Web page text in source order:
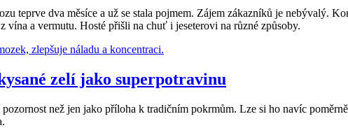
teprve dva měsíce a už se stala pojmem. Zájem zákazníků je nebývalý.
a vermutu. Hosté přišli na chuť i jeseterovi na různé způsoby.
zelí jako superpotravinu
než jen jako příloha k tradičním pokrmům. Lze si ho navíc